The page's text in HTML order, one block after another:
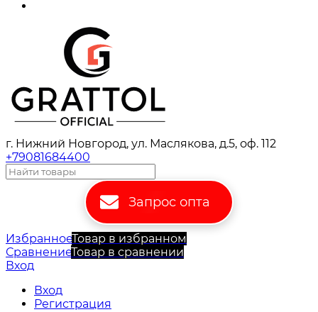
г. Нижний Новгород, ул. Маслякова, д.5, оф. 112
+79081684400
Запрос опта
ИзбранноеТовар в избранном
СравнениеТовар в сравнении
Вход
Вход
Регистрация